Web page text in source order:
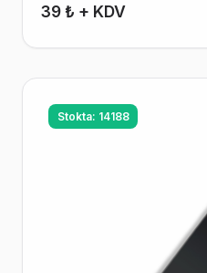
39 ₺ + KDV
Stokta: 14188